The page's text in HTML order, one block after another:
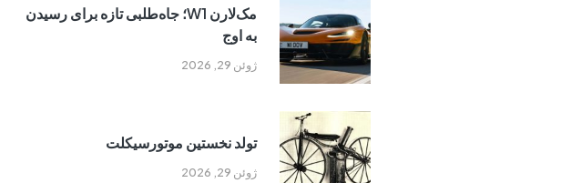
ژوئن 29, 2026
مک‌لارن W1؛ جاه‌طلبی تازه برای رسیدن
به اوج
ژوئن 29, 2026
تولد نخستین موتورسیکلت